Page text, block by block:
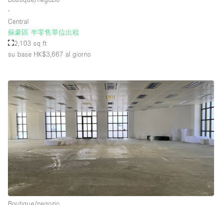
Piano/Accesso
Seminterrato
Piano terra su corte
Centro commerciale
Terrazza
Di sopra
Altro
∙
Central
蘇豪區 半零售單位出租
2,103 sq ft
su base HK$3,667 al giorno
Boutique/negozio